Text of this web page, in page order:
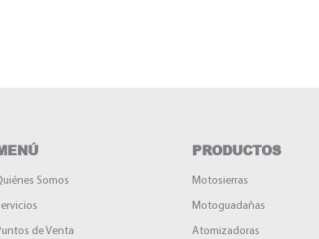
Somos
de Venta
PRODUCTOS
Motosierras
Motoguadañas
Atomizadoras